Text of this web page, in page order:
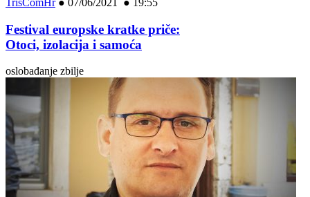
Festival europske kratke priče:
Otoci, izolacija i samoća
oslobađanje zbilje